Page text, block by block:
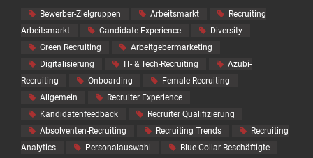
Bewerber-Zielgruppen Arbeitsmarkt
Recruiting
Arbeitsmarkt
Candidate Experience
Diversity
Green Recruiting
Arbeitgebermarketing
Digitalisierung
IT- & Tech-Recruiting
Azubi-
Recruiting
Onboarding
Female Recruiting
Allgemein
Recruiter Experience
Kandidatenfeedback
Recruiter Qualifizierung
Absolventen-Recruiting
Recruiting Trends
Recruiting
Analytics
Personalauswahl
Blue-Collar-Beschäftigte